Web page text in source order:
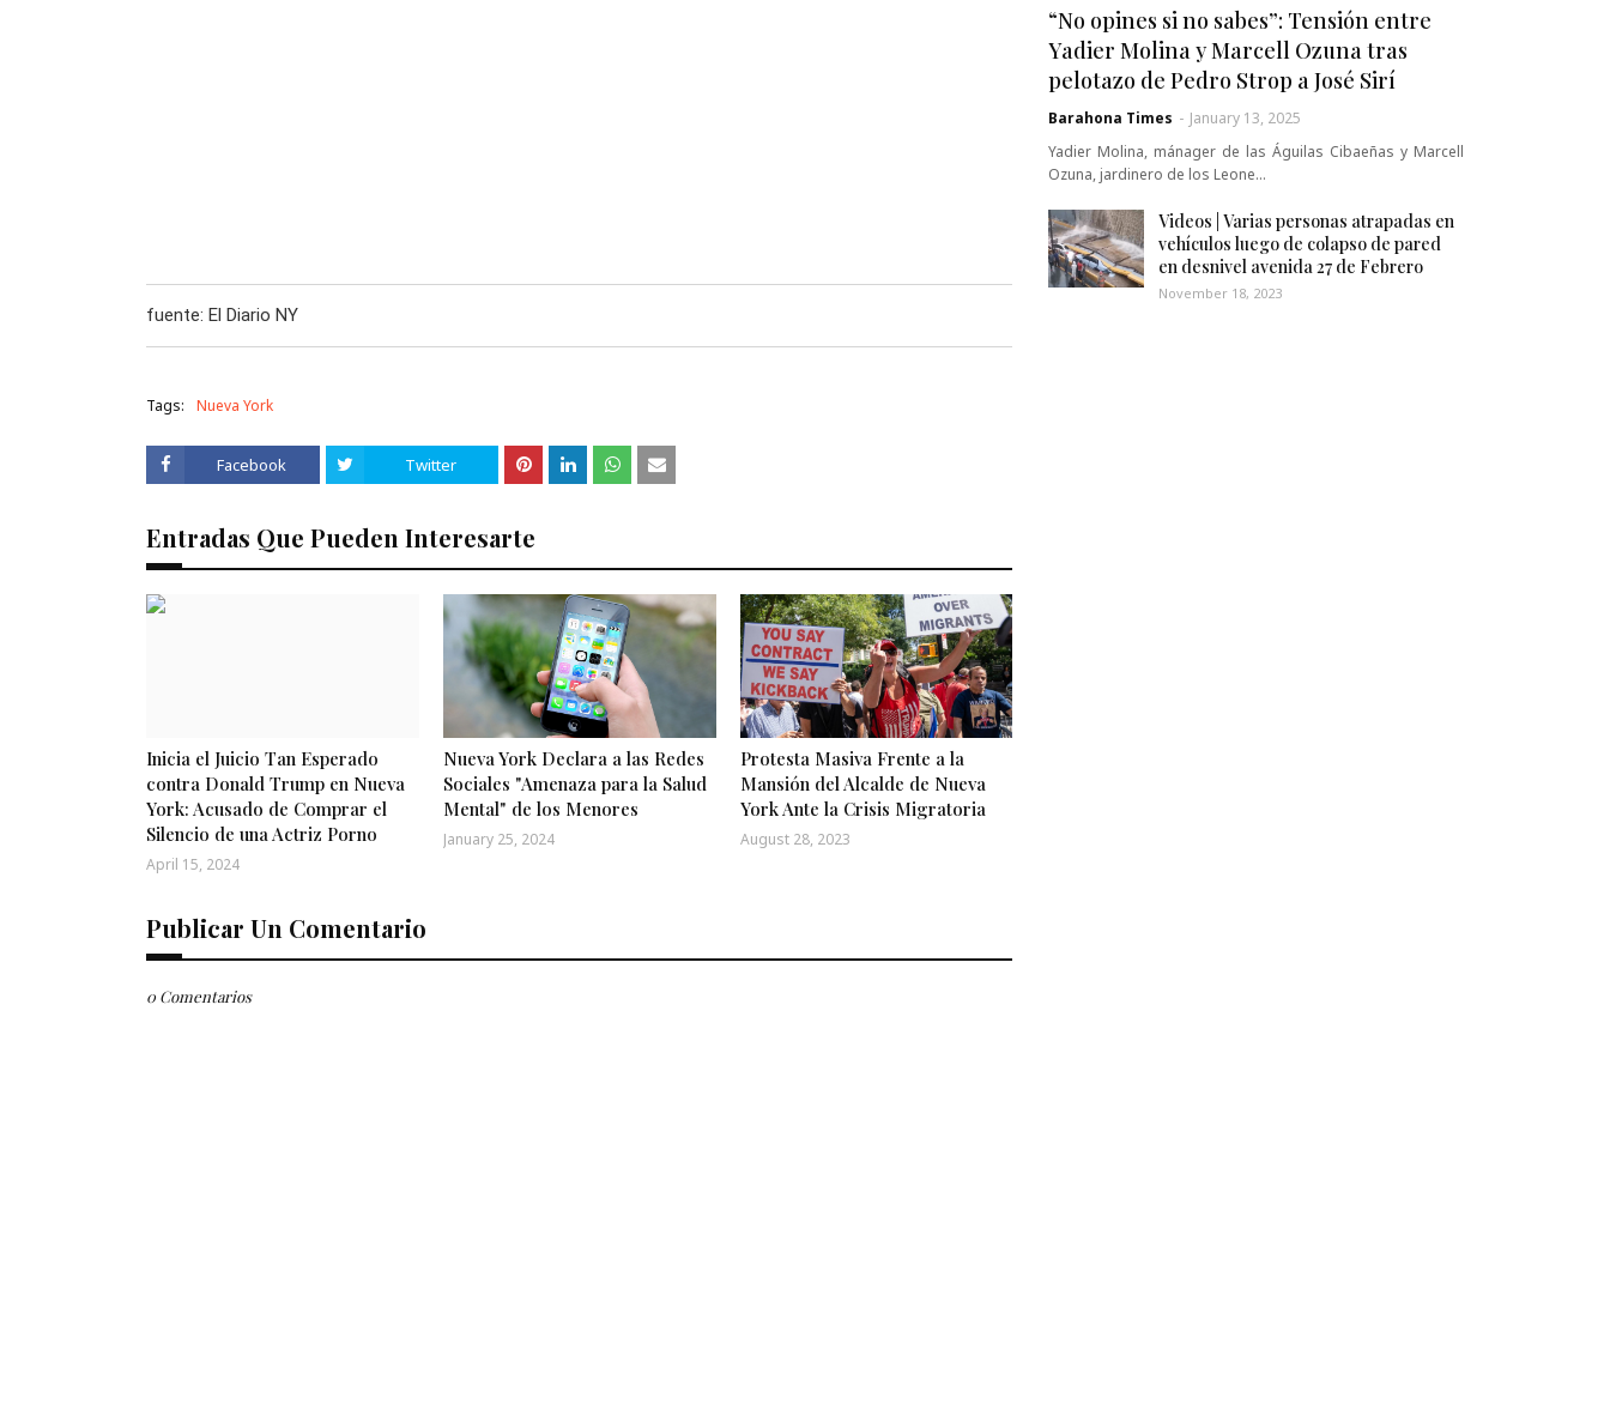
fuente: El Diario NY
Tags: Nueva York
Facebook Twitter
Entradas Que Pueden Interesarte
Inicia el Juicio Tan Esperado
contra Donald Trump en Nueva
York: Acusado de Comprar el
Silencio de una Actriz Porno
April 15, 2024
Nueva York Declara a las Redes
Sociales "Amenaza para la Salud
Mental" de los Menores
January 25, 2024
Protesta Masiva Frente a la
Mansión del Alcalde de Nueva
York Ante la Crisis Migratoria
August 28, 2023
Publicar Un Comentario
0 Comentarios
“No opines si no sabes”: Tensión entre
Yadier Molina y Marcell Ozuna tras
pelotazo de Pedro Strop a José Sirí
Barahona Times - January 13, 2025
Yadier Molina, mánager de las Águilas Cibaeñas y Marcell
Ozuna, jardinero de los Leone…
Videos | Varias personas atrapadas en
vehículos luego de colapso de pared
en desnivel avenida 27 de Febrero
November 18, 2023